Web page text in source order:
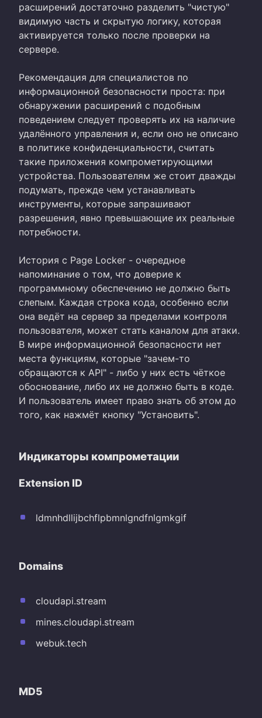
расширений достаточно разделить "чистую"
видимую часть и скрытую логику, которая
активируется только после проверки на
сервере.
Рекомендация для специалистов по
информационной безопасности проста: при
обнаружении расширений с подобным
поведением следует проверять их на наличие
удалённого управления и, если оно не описано
в политике конфиденциальности, считать
такие приложения компрометирующими
устройства. Пользователям же стоит дважды
подумать, прежде чем устанавливать
инструменты, которые запрашивают
разрешения, явно превышающие их реальные
потребности.
История с Page Locker - очередное
напоминание о том, что доверие к
программному обеспечению не должно быть
слепым. Каждая строка кода, особенно если
она ведёт на сервер за пределами контроля
пользователя, может стать каналом для атаки.
В мире информационной безопасности нет
места функциям, которые "зачем-то
обращаются к API" - либо у них есть чёткое
обоснование, либо их не должно быть в коде.
И пользователь имеет право знать об этом до
того, как нажмёт кнопку "Установить".
Индикаторы компрометации
Extension ID
ldmnhdllijbchflpbmnlgndfnlgmkgif
Domains
cloudapi.stream
mines.cloudapi.stream
webuk.tech
MD5